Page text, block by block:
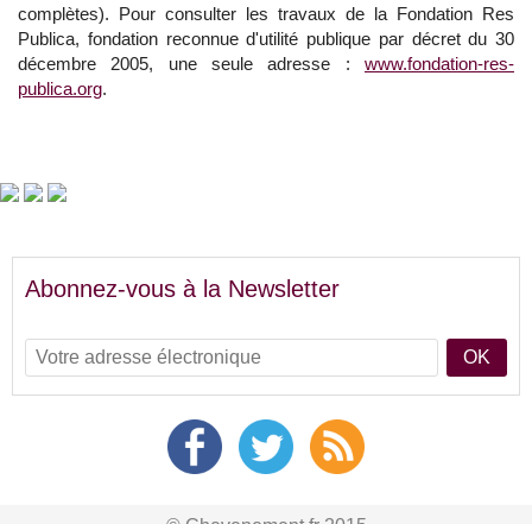
complètes). Pour consulter les travaux de la Fondation Res
Publica, fondation reconnue d'utilité publique par décret du 30
décembre 2005, une seule adresse : www.fondation-res-
publica.org.
Abonnez-vous à la Newsletter
OK